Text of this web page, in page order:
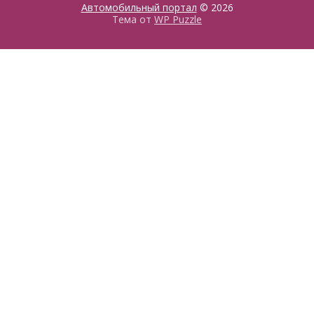
Автомобильный портал © 2026
Тема от WP Puzzle